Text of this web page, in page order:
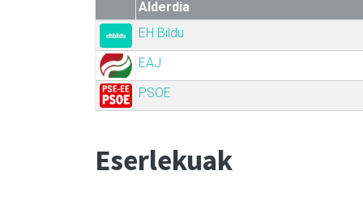
Alderdia
EH Bildu
EAJ
PSOE
Eserlekuak